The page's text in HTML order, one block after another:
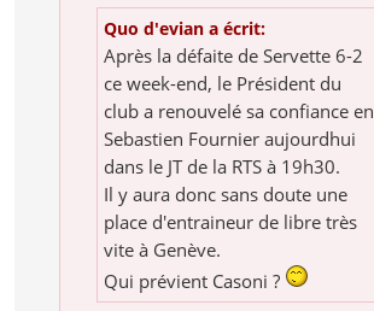
Quo d'evian a écrit:
Après la défaite de Servette 6-2
ce week-end, le Président du
club a renouvelé sa confiance en
Sebastien Fournier aujourdhui
dans le JT de la RTS à 19h30.
Il y aura donc sans doute une
place d'entraineur de libre très
vite à Genève.
Qui prévient Casoni ?